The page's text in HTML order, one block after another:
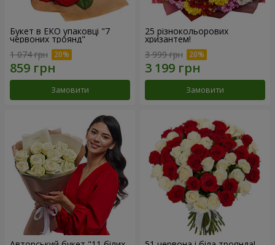
Букет в ЕКО упаковці "7
червоних троянд"
1 074 грн
Замовити
25 різнокольорових
хризантем!
3 999 грн
Замовити